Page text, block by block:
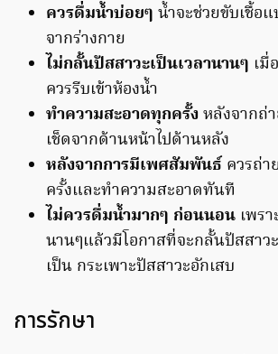
ควรดื่มน้ำบ่อยๆ น้ำจะช่วยขับเชื้อ
จากร่างกาย
ไม่กลั้นปัสสาวะเป็นเวลานานๆ เ
ควรรีบเข้าห้องน้ำ
ทำความสะอาดทุกครั้งหลังจากถ่
เช็ดจากด้านหน้าไปด้านหลัง
หลังจากการมีเพศสัมพันธ์ ควรถ่
ครั้งและทำความสะอาดทันที
ไม่ควรดื่มน้ำมากๆ ก่อนนอน เพร
นานๆแล้วมีโอกาสที่จะกลั้นปัสสาว
เป็น กระเพาะปัสสาวะอักเสบ
การรักษา